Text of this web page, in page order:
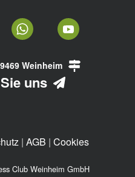
Weinheim
uns
| AGB | Cookies
Club Weinheim GmbH